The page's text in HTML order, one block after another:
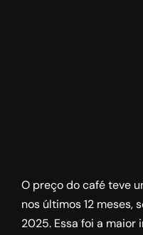
O preço do café teve
nos últimos 12 meses,
2025. Essa foi a